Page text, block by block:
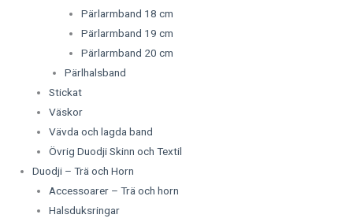
Pärlarmband 18 cm
Pärlarmband 19 cm
Pärlarmband 20 cm
Pärlhalsband
Stickat
Väskor
Vävda och lagda band
Övrig Duodji Skinn och Textil
Duodji – Trä och Horn
Accessoarer – Trä och horn
Halsduksringar